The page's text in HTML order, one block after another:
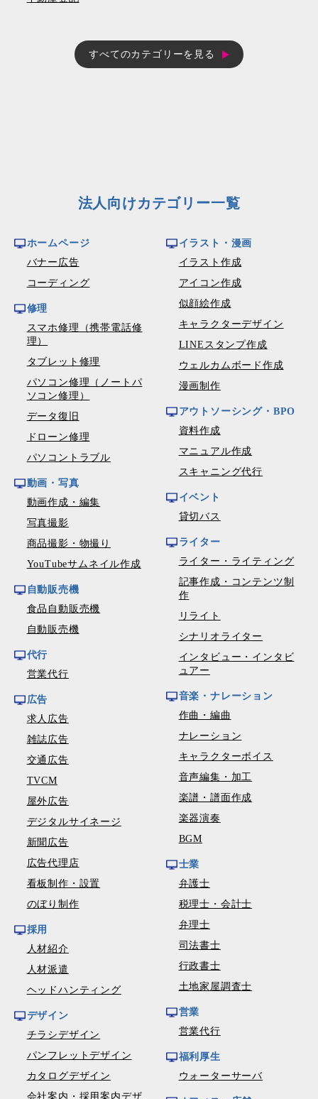
すべてのカテゴリーを見る
法人向けカテゴリー一覧
ホームページ
バナー広告
コーディング
修理
スマホ修理（携帯電話修
理）
タブレット修理
パソコン修理（ノートパ
ソコン修理）
データ復旧
ドローン修理
パソコントラブル
動画・写真
動画作成・編集
写真撮影
商品撮影・物撮り
YouTubeサムネイル作成
自動販売機
食品自動販売機
自動販売機
代行
営業代行
広告
求人広告
雑誌広告
交通広告
TVCM
屋外広告
デジタルサイネージ
新聞広告
広告代理店
看板制作・設置
のぼり制作
採用
人材紹介
人材派遣
ヘッドハンティング
デザイン
チラシデザイン
パンフレットデザイン
カタログデザイン
会社案内・採用案内デザ
イラスト・漫画
イラスト作成
アイコン作成
似顔絵作成
キャラクターデザイン
LINEスタンプ作成
ウェルカムボード作成
漫画制作
アウトソーシング・BPO
資料作成
マニュアル作成
スキャニング代行
イベント
貸切バス
ライター
ライター・ライティング
記事作成・コンテンツ制
作
リライト
シナリオライター
インタビュー・インタビ
ュアー
音楽・ナレーション
作曲・編曲
ナレーション
キャラクターボイス
音声編集・加工
楽譜・譜面作成
楽器演奏
BGM
士業
弁護士
税理士・会計士
弁理士
司法書士
行政書士
土地家屋調査士
営業
営業代行
福利厚生
ウォーターサーバ